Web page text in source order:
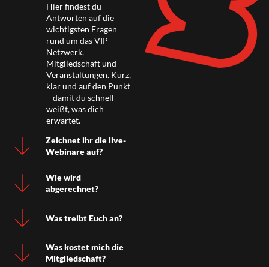
Hier findest du
Antworten auf die
wichtigsten Fragen
rund um das VIP-
Netzwerk,
Mitgliedschaft und
Veranstaltungen. Kurz,
klar und auf den Punkt
– damit du schnell
weißt, was dich
erwartet.
Zeichnet ihr die live-
Webinare auf?
Wie wird
abgerechnet?
Was treibt Euch an?
Was kostet mich die
Mitgliedschaft?